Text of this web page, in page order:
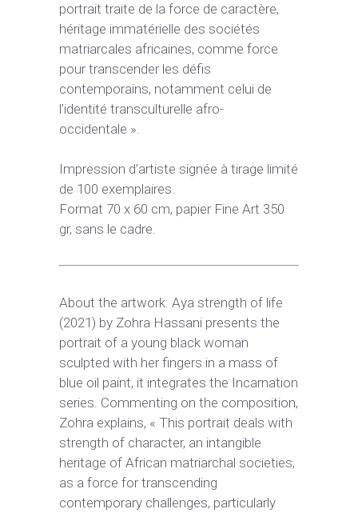
portrait traite de la force de caractère,
héritage immatérielle des sociétés
matriarcales africaines, comme force
pour transcender les défis
contemporains, notamment celui de
l’identité transculturelle afro-
occidentale ».
Impression d’artiste signée à tirage limité
de 100 exemplaires.
Format 70 x 60 cm, papier Fine Art 350
gr, sans le cadre.
About the artwork: Aya strength of life
(2021) by Zohra Hassani presents the
portrait of a young black woman
sculpted with her fingers in a mass of
blue oil paint, it integrates the Incarnation
series. Commenting on the composition,
Zohra explains, « This portrait deals with
strength of character, an intangible
heritage of African matriarchal societies,
as a force for transcending
contemporary challenges, particularly